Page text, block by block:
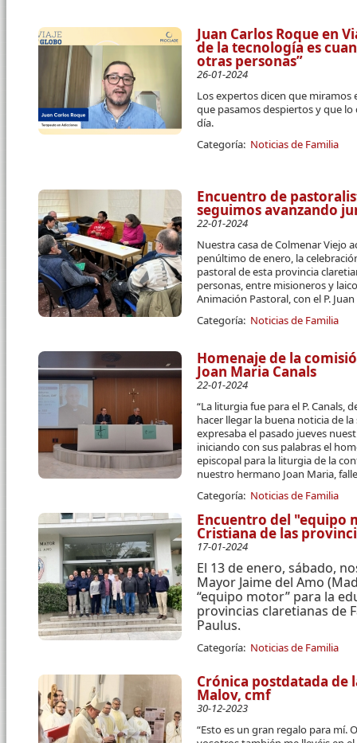
Juan Carlos Roque en
de la tecnología es
otras personas”
26-01-2024
Los expertos dicen que
que pasamos despiertos y que
día.
Categoría: Noticias de Familia
Encuentro de
seguimos avanzando
22-01-2024
Nuestra casa de Colmenar Viejo
penúltimo de enero, la
pastoral de esta provincia
personas, entre misioneros y
Animación Pastoral, con el P.
Categoría: Noticias de Familia
Homenaje de la
Joan Maria Canals
22-01-2024
“La liturgia fue para el P. Canals,
hacer llegar la buena noticia de
expresaba el pasado jueves
iniciando con sus palabras el
episcopal para la liturgia de la
nuestro hermano Joan Maria,
Categoría: Noticias de Familia
Encuentro del "equipo
Cristiana de las
17-01-2024
El 13 de enero, sábado,
Mayor Jaime del Amo
“equipo motor” para la
provincias claretianas de
Paulus.
Categoría: Noticias de Familia
Crónica postdatada de
Malov, cmf
30-12-2023
“Esto es un gran regalo para mí.